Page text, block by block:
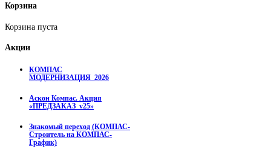
Корзина
Корзина пуста
Акции
КОМПАС
МОДЕРНИЗАЦИЯ_2026
Аскон Компас. Акция
«ПРЕДЗАКАЗ_v25»
Знакомый переход (КОМПАС-
Строитель на КОМПАС-
График)